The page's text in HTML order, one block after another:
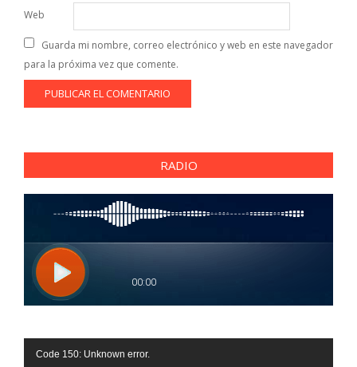
Web
Guarda mi nombre, correo electrónico y web en este navegador
para la próxima vez que comente.
RADIO
Reproductor
Code 150: Unknown error.